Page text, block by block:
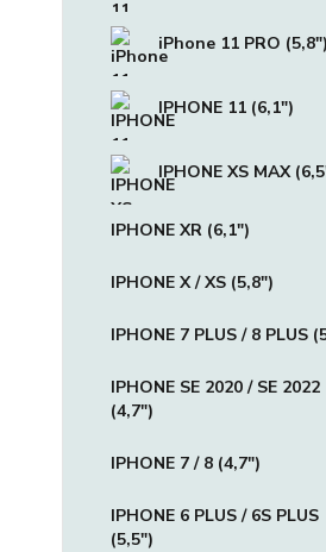
iPhone 11 PRO (5,8")
IPHONE 11 (6,1")
IPHONE XS MAX
IPHONE XR (6,1")
IPHONE X / XS (5,8")
IPHONE 7 PLUS / 8 PLUS
IPHONE SE 2020 / SE 2022
(4,7")
IPHONE 7 / 8 (4,7")
IPHONE 6 PLUS / 6S PLUS
(5,5")